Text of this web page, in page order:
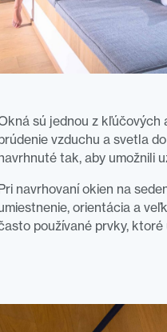
sú jednou z
vzduchu a svetla
tak, aby umožnili
navrhovaní okien na
orientácia a
používané prvky,